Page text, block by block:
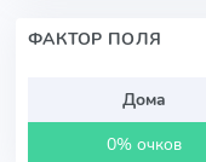
ФАКТОР ПОЛЯ
Дома
0% очков